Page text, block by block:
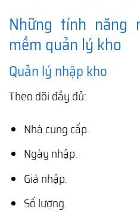
Những tính năng
mềm quản lý kho
Quản lý nhập kho
Theo dõi đầy đủ:
Nhà cung cấp.
Ngày nhập.
Giá nhập.
Số lượng.